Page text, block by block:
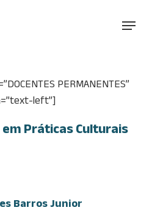
Menu
PERMANENTES”
left”]
em Práticas Culturais
Barros Junior